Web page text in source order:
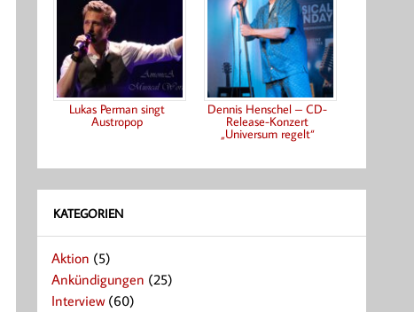
Lukas Perman singt
Austropop
Dennis Henschel – CD-
Release-Konzert
„Universum regelt“
KATEGORIEN
Aktion (5)
Ankündigungen (25)
Interview(60)